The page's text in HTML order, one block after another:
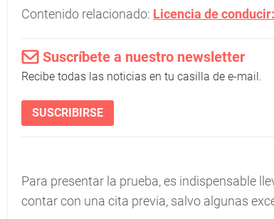
Contenido relacionado: Licencia de
Suscríbete a nuestro newsletter
Recibe todas las noticias en tu casilla de e-mail.
SUSCRIBIRSE
Para presentar la prueba, es indispensable
contar con una cita previa, salvo algunas